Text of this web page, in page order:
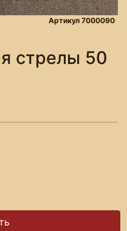
Артикул 7000090
стрелы 50